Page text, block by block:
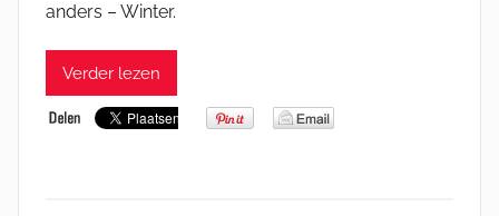
anders – Winter.
Verder lezen